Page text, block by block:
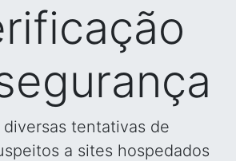
diversas tentativas de
a sites hospedados